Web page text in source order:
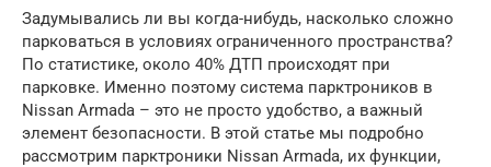
Задумывались ли вы когда-нибудь, насколько сложно
парковаться в условиях ограниченного пространства?
По статистике, около 40% ДТП происходят при
парковке. Именно поэтому система парктроников в
Nissan Armada – это не просто удобство, а важный
элемент безопасности. В этой статье мы подробно
рассмотрим парктроники Nissan Armada, их функции,